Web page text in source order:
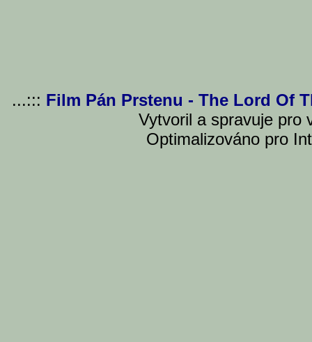
...::: Film Pán Prstenu - The Lord Of
Vytvoril a spravuje pro
Optimalizováno pro